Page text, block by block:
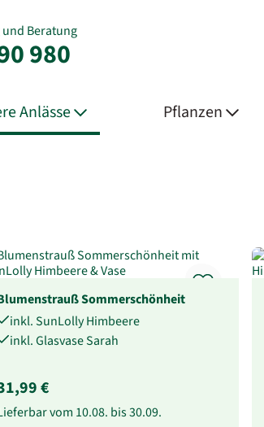
Beratung
980
Anlässe Pflanzen
Sommerschönheit
inkl. SunLolly Himbeere
inkl. Glasvase Sarah
€
vom 10.08. bis30.09.